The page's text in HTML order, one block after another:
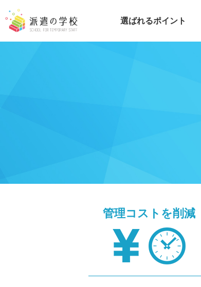
選ばれるポイント
管理コストを削減